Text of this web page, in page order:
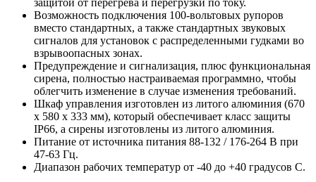
Возможность подключения 100-вольтовых рупоров
вместо стандартных, а также стандартных звуковых
сигналов для установок с распределенными гудками во
взрывоопасных зонах.
Предупреждение и сигнализация, плюс функциональная
сирена, полностью настраиваемая программно, чтобы
облегчить изменение в случае изменения требований.
Шкаф управления изготовлен из литого алюминия (670
x 580 x 333 мм), который обеспечивает класс защиты
IP66, а сирены изготовлены из литого алюминия.
Питание от источника питания 88-132 / 176-264 В при
47-63 Гц.
Диапазон рабочих температур от -40 до +40 градусов С.